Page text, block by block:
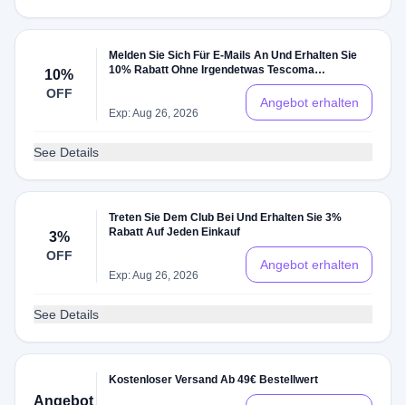
10%
OFF
Melden Sie Sich Für E-Mails An Und Erhalten Sie
10% Rabatt Ohne Irgendetwas Tescoma
Exp: Aug 26, 2026
Angebot erhalten
See Details
3%
OFF
Treten Sie Dem Club Bei Und Erhalten Sie 3%
Rabatt Auf Jeden Einkauf
Exp: Aug 26, 2026
Angebot erhalten
See Details
Angebot
Kostenloser Versand Ab 49€ Bestellwert